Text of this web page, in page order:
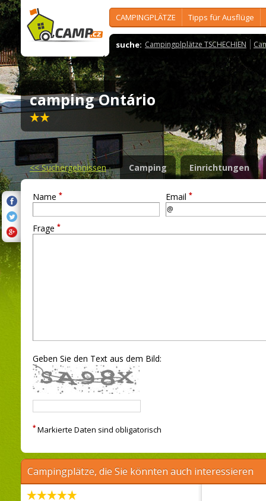
CAMPINGPLÄTZE Tipps für Ausflüge
suche: Campingplplätze TSCHECHIEN
camping Ontário
<<Suchergebnissen Camping Einrichtungen
Name * Email *
Frage *
Geben Sie den Text aus dem Bild:
* Markierte Daten sind obligatorisch
Campingplätze, die Sie könnten auch interessieren